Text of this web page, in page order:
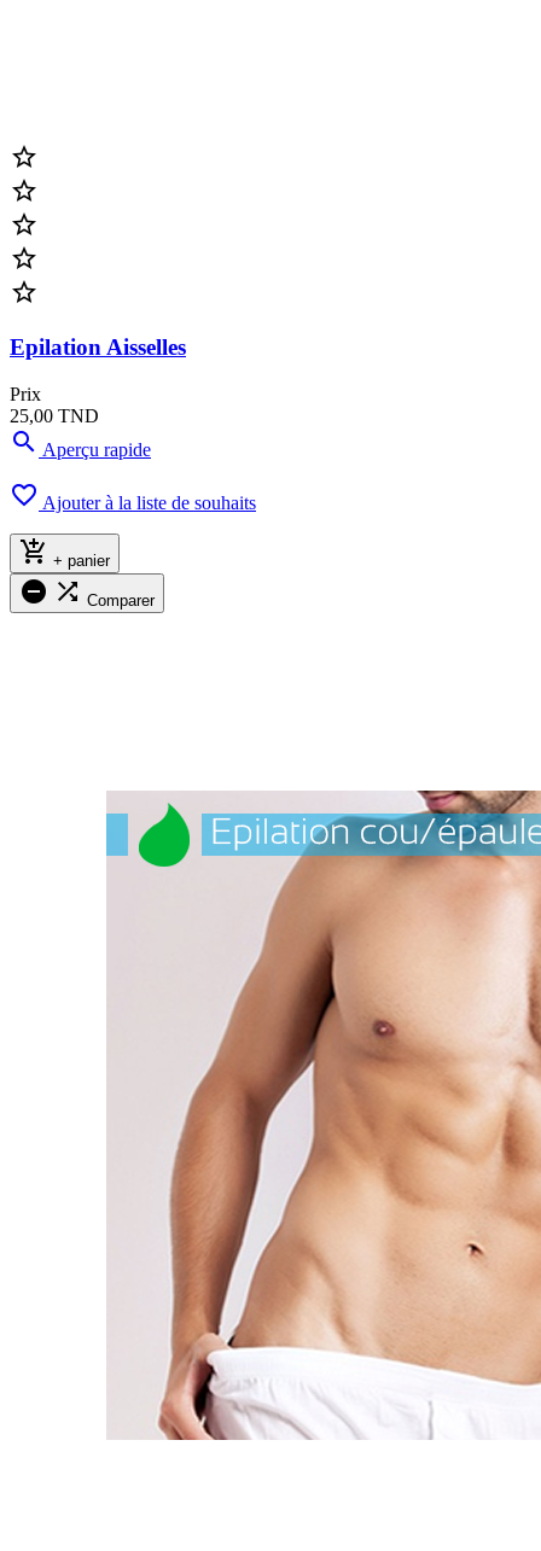





Epilation Aisselles
Prix
25,00 TND
 Aperçu rapide
 Ajouter à la liste de souhaits
 + panier
  Comparer